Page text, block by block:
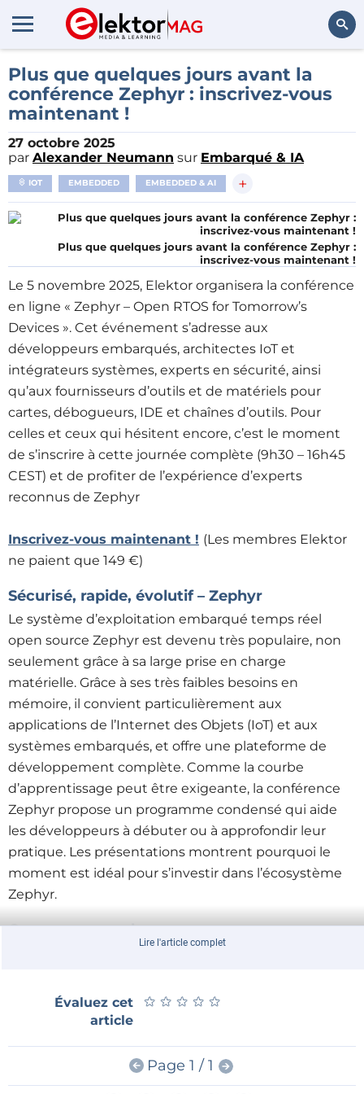
Rechercher
Plus que quelques jours avant la
conférence Zephyr : inscrivez-vous
maintenant !
27 octobre 2025
par Alexander Neumann sur Embarqué & IA
IOT EMBEDDED EMBEDDED & AI +
Plus que quelques jours avant la conférence Zephyr :
inscrivez-vous maintenant !
Le 5 novembre 2025, Elektor organisera la conférence
en ligne « Zephyr – Open RTOS for Tomorrow’s
Devices ». Cet événement s’adresse aux
développeurs embarqués, architectes IoT et
intégrateurs systèmes, experts en sécurité, ainsi
qu’aux fournisseurs d’outils et de matériels pour
cartes, débogueurs, IDE et chaînes d’outils. Pour
celles et ceux qui hésitent encore, c’est le moment
de s’inscrire à cette journée complète (9h30 – 16h45
CEST) et de profiter de l’expérience d’experts
reconnus de Zephyr
Inscrivez-vous maintenant ! (Les membres Elektor
ne paient que 149 €)
Sécurisé, rapide, évolutif – Zephyr
Le système d’exploitation embarqué temps réel
open source Zephyr est devenu très populaire, non
seulement grâce à sa large prise en charge
matérielle. Grâce à ses très faibles besoins en
mémoire, il convient particulièrement aux
applications de l’Internet des Objets (IoT) et aux
systèmes embarqués, et offre une plateforme de
développement complète. Comme la courbe
d’apprentissage peut être exigeante, la conférence
Zephyr propose un programme condensé qui aide
les développeurs à débuter ou à approfondir leur
pratique. Les présentations montrent pourquoi le
moment est idéal pour s’investir dans l’écosystème
Zephyr.
Ce que propose le programme
La conférence Zephyr propose une expérience
présentations pratiques de 45 minutes, suivies
chacune d’une session de questions-réponses en
Lire l'article complet
Évaluez cet
article
★ ★ ★ ★ ★
★ ★ ★ ★ ★
Page 1 / 1